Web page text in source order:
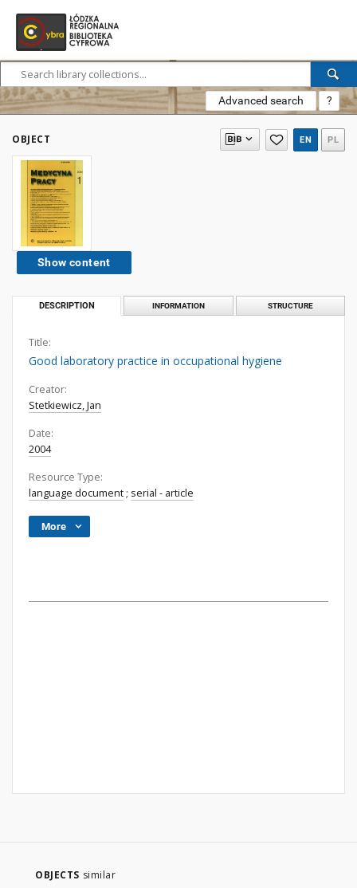
Advanced search ?
OBJECT EN PL
Show content
DESCRIPTION INFORMATION STRUCTURE
Title:
Good laboratory practice in occupational hygiene
Creator:
Stetkiewicz, Jan
Date:
2004
Resource Type:
language document ; serial - article
More
OBJECTS similar